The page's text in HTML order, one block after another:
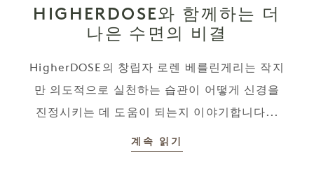
HIGHERDOSE와 함께하는 더
나은 수면의 비결
HigherDOSE의 창립자 로렌 베를린게리는 작지
만 의도적으로 실천하는 습관이 어떻게 신경을
진정시키는 데 도움이 되는지 이야기합니다...
계속 읽기